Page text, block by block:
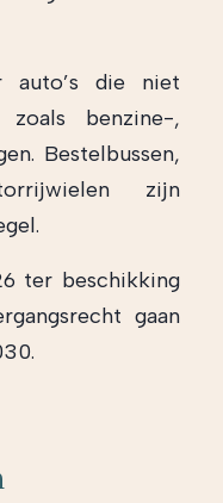
auto’s die niet
benzine-,
Bestelbussen,
zijn
ter beschikking
gaan